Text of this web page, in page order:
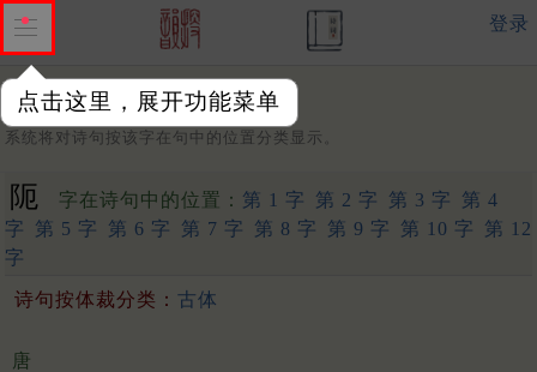
点击这里，展开功能菜单
登录
字：
系统将对诗句按该字在句中的位置分类显示。
阨 字在诗句中的位置： 第 1 字 第 2 字 第 3 字
第 4
字
第 5 字 第 6 字 第 7 字 第 8 字 第 9 字 第 10 字
第 12
字
诗句按体裁分类： 古体
唐